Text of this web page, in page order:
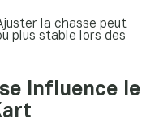
la chasse peut
plus stable lors des
Influence le